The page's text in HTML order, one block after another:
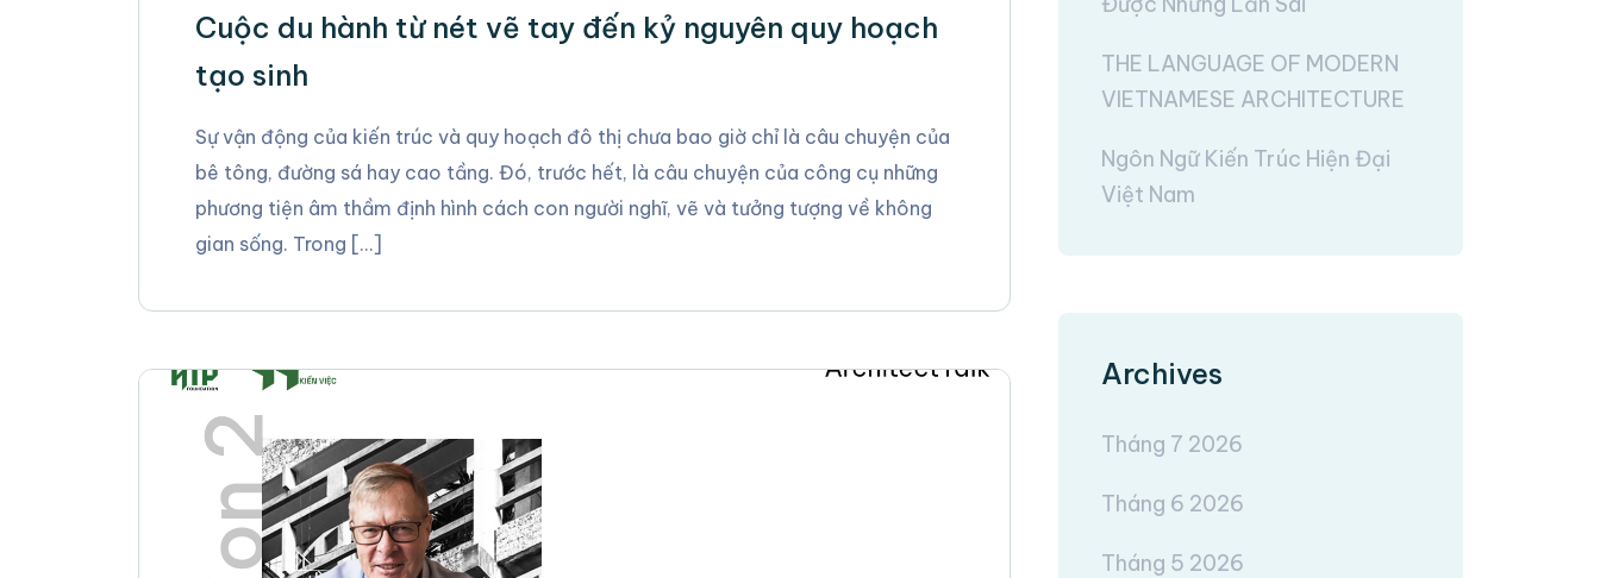
Cuộc du hành từ nét vẽ tay đến kỷ nguyên quy hoạch
tạo sinh
Sự vận động của kiến trúc và quy hoạch đô thị chưa bao giờ chỉ là câu chuyện của
bê tông, đường sá hay cao tầng. Đó, trước hết, là câu chuyện của công cụ những
phương tiện âm thầm định hình cách con người nghĩ, vẽ và tưởng tượng về không
gian sống. Trong […]
THE LANGUAGE OF MODERN
VIETNAMESE ARCHITECTURE
Ngôn Ngữ Kiến Trúc Hiện Đại
Việt Nam
Archives
Tháng 7 2026
Tháng 6 2026
Tháng 5 2026